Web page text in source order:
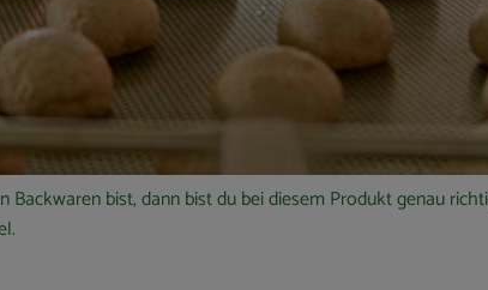
bist, dann bist du bei diesem Produkt genau